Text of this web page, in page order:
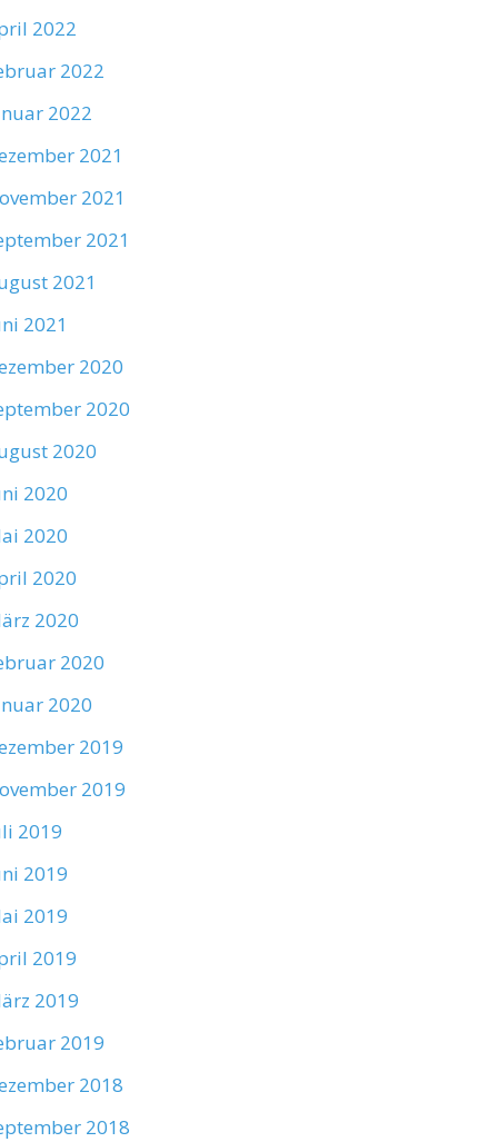
2022
2022
2022
2021
2021
2021
2021
2021
2020
2020
2020
2020
2020
2020
2020
2020
2020
2019
2019
2019
2019
2019
2019
2019
2019
2018
2018